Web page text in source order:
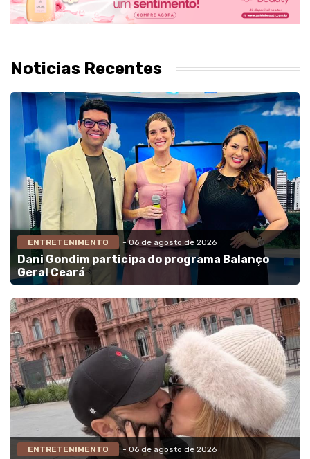
Noticias Recentes
ENTRETENIMENTO - 06 de agosto de 2026
Dani Gondim participa do programa Balanço
Geral Ceará
ENTRETENIMENTO - 06 de agosto de 2026